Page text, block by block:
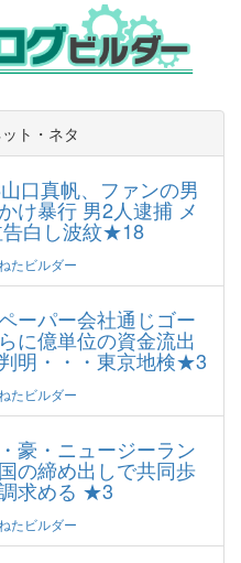
ト・ネタ
口真帆、ファンの男
け暴行 男2人逮捕 メ
告白し波紋★18
たビルダー
ーパー会社通じゴー
に億単位の資金流出
明・・・東京地検★3
たビルダー
豪・ニュージーラン
の締め出しで共同歩
求める ★3
たビルダー